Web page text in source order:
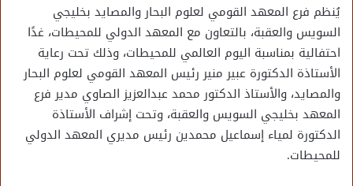
يُنظم فرع المعهد القومي لعلوم البحار والمصايد بخليجي
السويس والعقبة، بالتعاون مع المعهد الدولي للمحيطات، غدًا
احتفالية بمناسبة اليوم العالمي للمحيطات، وذلك تحت رعاية
الأستاذة الدكتورة عبير منير رئيس المعهد القومي لعلوم البحار
والمصايد، والأستاذ الدكتور محمد عبدالعزيز الصاوي مدير فرع
المعهد بخليجي السويس والعقبة، وتحت إشراف الأستاذة
الدكتورة لمياء إسماعيل محمدين رئيس مديري المعهد الدولي
للمحيطات.